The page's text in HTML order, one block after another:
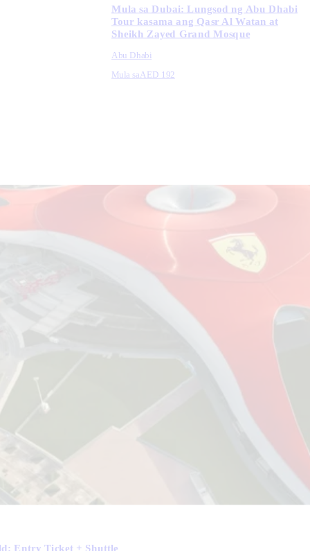
Mula sa Dubai: Lungsod ng Abu Dhabi
Tour kasama ang Qasr Al Watan at
Sheikh Zayed Grand Mosque
Abu Dhabi
Mula saAED 192
Entry Ticket + Shuttle